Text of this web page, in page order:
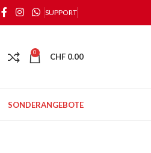
SUPPORT
0 CHF 0.00
SONDERANGEBOTE